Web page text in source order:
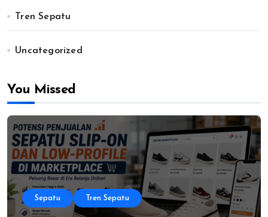
Tren Sepatu
Uncategorized
You Missed
Sepatu Tren Sepatu